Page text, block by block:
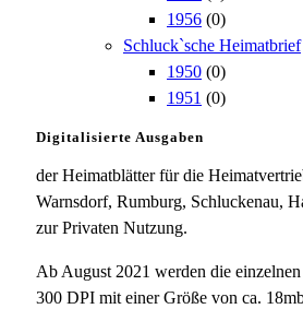
1956 (0)
Schluck`sche Heimatbrief
1950 (0)
1951 (0)
Digitalisierte Ausgaben
der Heimatblätter für die
Warnsdorf, Rumburg, Schluckenau,
zur Privaten Nutzung.
Ab August 2021 werden die
300 DPI mit einer Größe von ca.